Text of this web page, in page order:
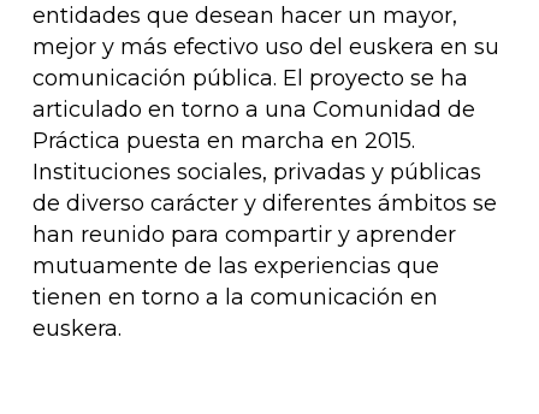
entidades que desean hacer un mayor,
mejor y más efectivo uso del euskera en su
comunicación pública. El proyecto se ha
articulado en torno a una Comunidad de
Práctica puesta en marcha en 2015.
Instituciones sociales, privadas y públicas
de diverso carácter y diferentes ámbitos se
han reunido para compartir y aprender
mutuamente de las experiencias que
tienen en torno a la comunicación en
euskera.